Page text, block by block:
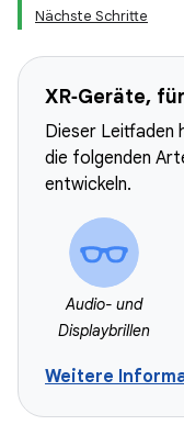
Nächste Schritte
XR‑Geräte,
Dieser Leitfaden
die folgenden
entwickeln.
Audio- und
Displaybrillen
Weitere